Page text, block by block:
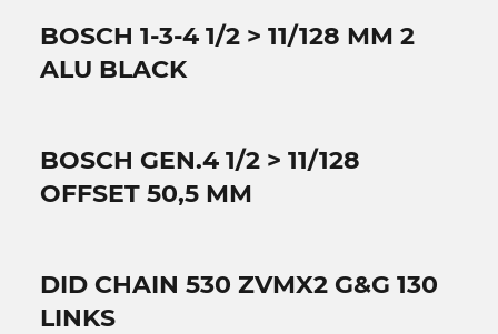
BOSCH 1-3-4 1/2 > 11/128 MM 2
ALU BLACK
BOSCH GEN.4 1/2 > 11/128
OFFSET 50,5 MM
DID CHAIN 530 ZVMX2 G&G 130
LINKS